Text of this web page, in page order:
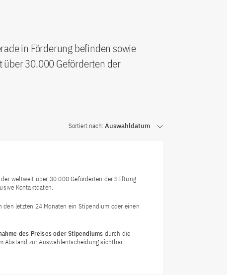
in Förderung befinden sowie
über 30.000 Geförderten der
Sortiert nach: Auswahldatum
weltweit über 30.000 Geförderten der Stiftung.
Kontaktdaten.
den letzten 24 Monaten ein Stipendium oder einen
des Preises oder Stipendiums durch die
Abstand zur Auswahlentscheidung sichtbar.